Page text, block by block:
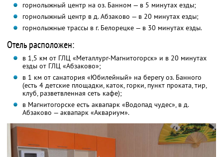
горнолыжный центр на оз. Банном — в 5 минутах езды;
горнолыжный центр в д. Абзаково — в 20 минутах езды;
горнолыжные трассы в г. Белорецке — в 30 минутах езды.
Отель расположен:
в 1,5 км от ГЛЦ «Металлург-Магнитогорск» и в 20 минутах
езды от ГЛЦ «Абзаково»;
в 1 км от санатория «Юбилейный» на берегу оз. Банного
(есть 4 детские площадки, каток, горки, пункт проката, тир,
клуб, разветвленная сеть кафе);
в Магнитогорске есть аквапарк «Водопад чудес», в д.
Абзаково — аквапарк «Аквариум».